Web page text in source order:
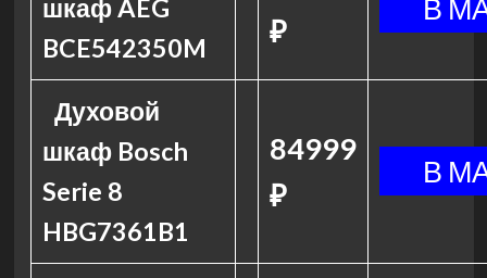
шкаф AEG
BCE542350M
₽
Духовой
шкаф Bosch
Serie 8
HBG7361B1
84999
₽